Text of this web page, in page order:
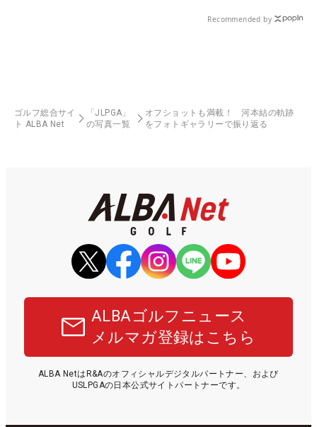
Recommended by
ゴルフ総合サイ
ト ALBA Net
「JLPGA」
の写真一覧
オフショットも満載！ 河本結の軌跡
をフォトギャラリーで振り返る
ALBAゴルフニュース
メルマガ登録はこちら
ALBA NetはR&Aのオフィシャルデジタルパートナー、および
USLPGAの日本公式サイトパートナーです。